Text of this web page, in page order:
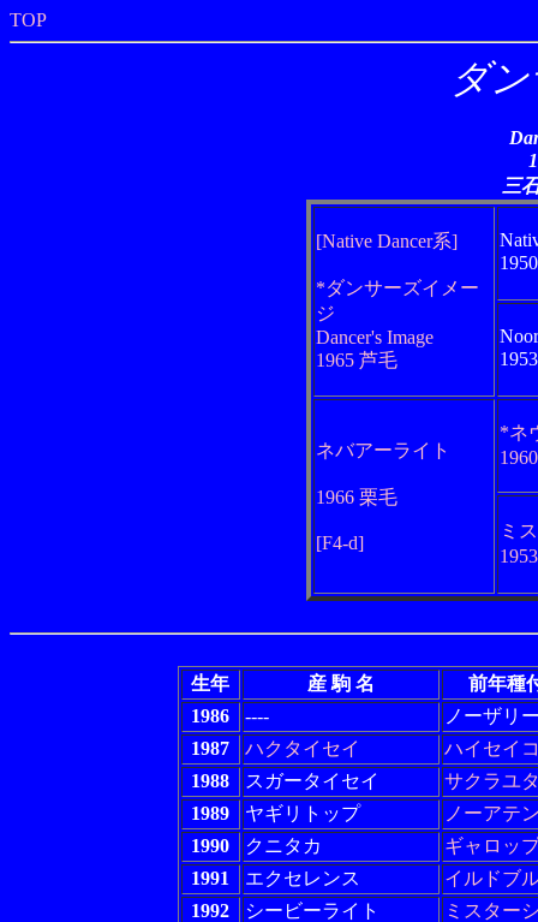
TOP
ダ
三
[Native Dancer系]
*ダンサーズイメー
ジ
Dancer's Image
1965 芦毛
ネバアーライト
1966 栗毛
[F4-d]
*ネ
ミ
生年 産 駒 名
前年種
1986
----
ノーザリ
1987
ハクタイセイ
ハイセイ
1988
スガータイセイ
サクラユ
1989
ヤギリトップ
ノーアテ
1990
クニタカ
ギャロッ
1991
エクセレンス
イルドブ
1992
シービーライト
ミスター